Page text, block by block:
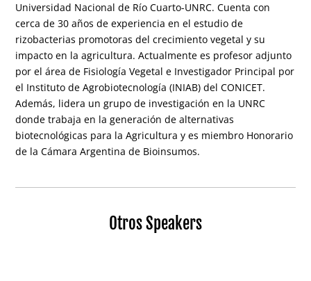
Universidad Nacional de Río Cuarto-UNRC. Cuenta con
cerca de 30 años de experiencia en el estudio de
rizobacterias promotoras del crecimiento vegetal y su
impacto en la agricultura. Actualmente es profesor adjunto
por el área de Fisiología Vegetal e Investigador Principal por
el Instituto de Agrobiotecnología (INIAB) del CONICET.
Además, lidera un grupo de investigación en la UNRC
donde trabaja en la generación de alternativas
biotecnológicas para la Agricultura y es miembro Honorario
de la Cámara Argentina de Bioinsumos.
Otros Speakers